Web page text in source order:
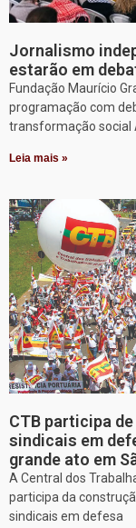
Jornalismo
estarão em
Fundação Maurício
programação com
transformação social
Leia mais »
CTB participa
sindicais em
grande ato em
A Central dos
participa da
sindicais em defesa